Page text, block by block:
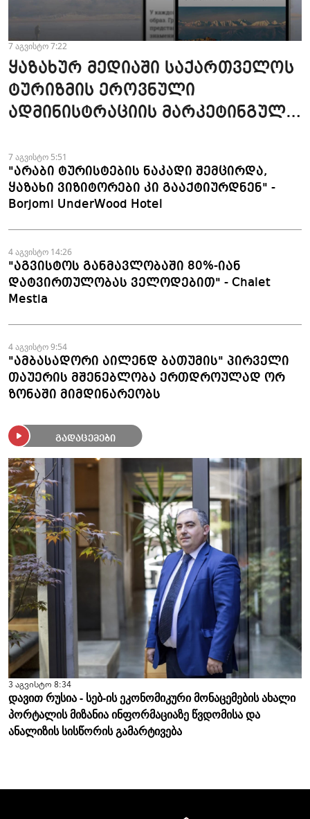
7 აგვისტო 7:22
ყაზახურ მედიაში საქართველოს
ტურიზმის ეროვნული
ადმინისტრაციის მარკეტინგული
მომზადდა
7 აგვისტო 5:51
"არაბი ტურისტების ნაკადი შემცირდა,
ყაზახი ვიზიტორები კი გააქტიურდნენ" -
Borjomi UnderWood Hotel
4 აგვისტო 14:26
"აგვისტოს განმავლობაში 80%-იან
დატვირთულობას ველოდებით" - Chalet
Mestia
4 აგვისტო 9:54
"ამბასადორი აილენდ ბათუმის" პირველი
თაუერის მშენებლობა ერთდროულად ორ
ზონაში მიმდინარეობს
გადაცემები
3 აგვისტო 8:34
დავით რუსია - სებ-ის ეკონომიკური მონაცემების ახალი
პორტალის მიზანია ინფორმაციაზე წვდომისა და
ანალიზის სისწორის გამარტივება